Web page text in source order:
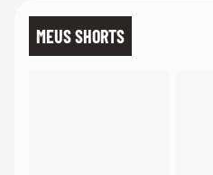
MEUS SHORTS